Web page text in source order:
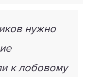
нужно
к лобовому